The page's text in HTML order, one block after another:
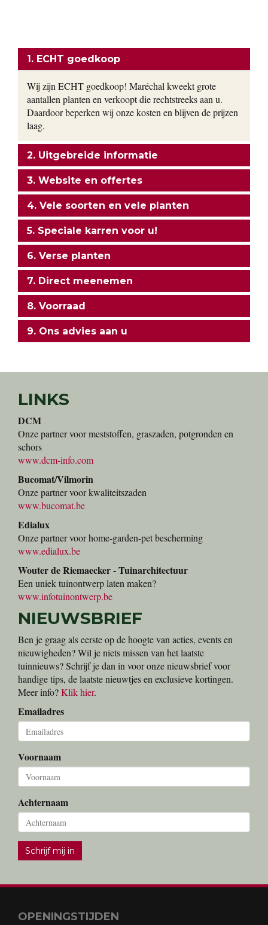
1. ECHT goedkoop
Wij zijn ECHT goedkoop! Maréchal kweekt grote
aantallen planten en verkoopt die rechtstreeks aan u.
Daardoor beperken wij onze kosten en blijven de prijzen
laag.
2. Uitgebreide informatie
3. Website en offertes
4. Vele soorten en vele planten
5. Speciale karren voor u!
6. Verse planten
7. Direct meenemen
8. Voorraad
9. Ons advies aan u
LINKS
DCM
Onze partner voor meststoffen, graszaden, potgronden en
schors
www.dcm-info.com
Bucomat/Vilmorin
Onze partner voor kwaliteitszaden
www.bucomat.be
Edialux
Onze partner voor home-garden-pet bescherming
www.edialux.be
Wouter de Riemaecker - Tuinarchitectuur
Een uniek tuinontwerp laten maken?
www.infotuinontwerp.be
NIEUWSBRIEF
Ben je graag als eerste op de hoogte van acties, events en
nieuwigheden? Wil je niets missen van het laatste
tuinnieuws? Schrijf je dan in voor onze nieuwsbrief voor
handige tips, de laatste nieuwtjes en exclusieve kortingen.
Meer info?Klik hier.
Emailadres
Voornaam
Achternaam
Schrijf mij in
OPENINGSTIJDEN